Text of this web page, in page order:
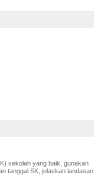
sekolah yang baik, gunakan
tanggal SK, jelaskan landasan